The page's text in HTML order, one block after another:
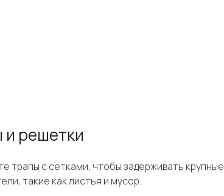
и решетки
трапы с сетками, чтобы задерживать крупные
такие как листья и мусор.